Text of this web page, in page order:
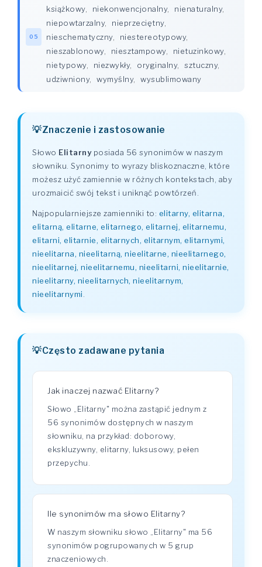
05
książkowy, niekonwencjonalny, nienaturalny,
niepowtarzalny, nieprzeciętny,
nieschematyczny, niestereotypowy,
nieszablonowy, niesztampowy, nietuzinkowy,
nietypowy, niezwykły, oryginalny, sztuczny,
udziwniony, wymyślny, wysublimowany
Znaczenie i zastosowanie
Słowo Elitarnyposiada 56 synonimów w naszym
słowniku. Synonimy to wyrazy bliskoznaczne, które
możesz użyć zamiennie w różnych kontekstach, aby
urozmaicić swój tekst i uniknąć powtórzeń.
Najpopularniejsze zamienniki to: elitarny, elitarna,
elitarną, elitarne, elitarnego, elitarnej, elitarnemu,
elitarni, elitarnie, elitarnych, elitarnym, elitarnymi,
nieelitarna, nieelitarną, nieelitarne, nieelitarnego,
nieelitarnej, nieelitarnemu, nieelitarni, nieelitarnie,
nieelitarny, nieelitarnych, nieelitarnym,
nieelitarnymi
Często zadawane pytania
Jak inaczej nazwać Elitarny?
Słowo „Elitarny" można zastąpić jednym z
56 synonimów dostępnych w naszym
słowniku, na przykład: doborowy,
ekskluzywny, elitarny, luksusowy, pełen
przepychu.
Ile synonimów ma słowo Elitarny?
W naszym słowniku słowo „Elitarny" ma 56
synonimów pogrupowanych w 5 grup
znaczeniowych.